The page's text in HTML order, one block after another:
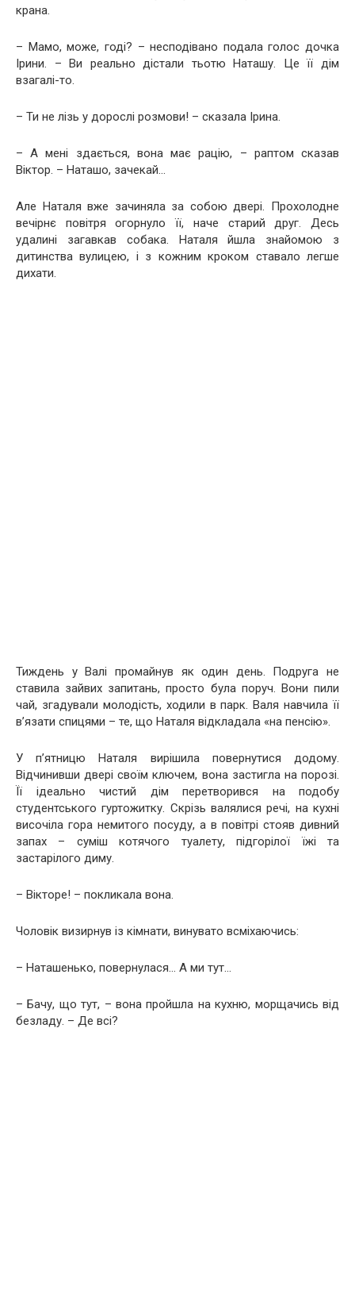
крана.
– Мамо, може, годі? – несподівано подала голос дочка
Ірини. – Ви реально дістали тьотю Наташу. Це її дім
взагалі-то.
– Ти не лізь у дорослі розмови! – сказала Ірина.
– А мені здається, вона має рацію, – раптом сказав
Віктор. – Наташо, зачекай…
Але Наталя вже зачиняла за собою двері. Прохолодне
вечірнє повітря огорнуло її, наче старий друг. Десь
удалині загавкав собака. Наталя йшла знайомою з
дитинства вулицею, і з кожним кроком ставало легше
дихати.
Тиждень у Валі промайнув як один день. Подруга не
ставила зайвих запитань, просто була поруч. Вони пили
чай, згадували молодість, ходили в парк. Валя навчила її
в’язати спицями – те, що Наталя відкладала «на пенсію».
У п’ятницю Наталя вирішила повернутися додому.
Відчинивши двері своїм ключем, вона застигла на порозі.
Її ідеально чистий дім перетворився на подобу
студентського гуртожитку. Скрізь валялися речі, на кухні
височіла гора немитого посуду, а в повітрі стояв дивний
запах – суміш котячого туалету, підгорілої їжі та
застарілого диму.
– Вікторе! – покликала вона.
Чоловік визирнув із кімнати, винувато всміхаючись:
– Наташенько, повернулася… А ми тут…
– Бачу, що тут, – вона пройшла на кухню, морщачись від
безладу. – Де всі?